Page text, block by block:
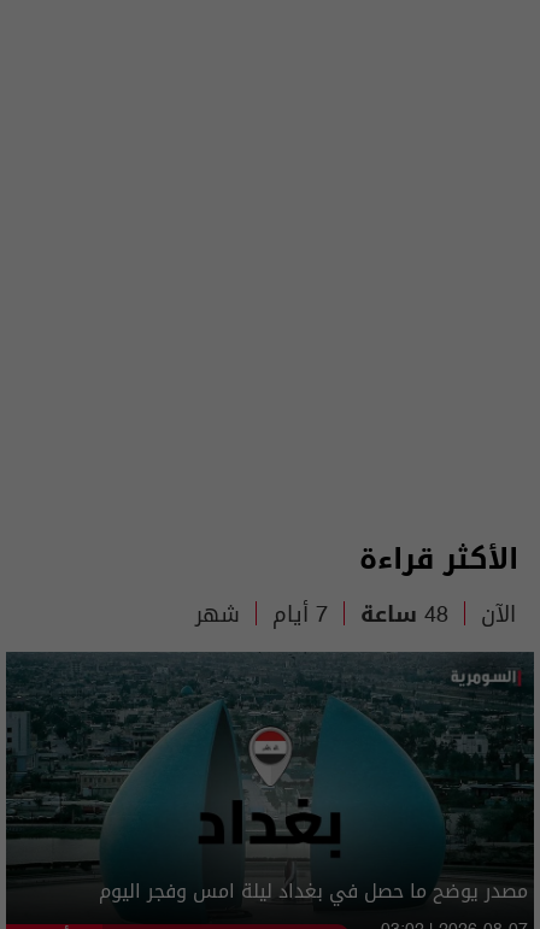
الأكثر قراءة
الآن 48 ساعة 7 أيام شهر
مصدر يوضح ما حصل في بغداد ليلة امس وفجر اليوم